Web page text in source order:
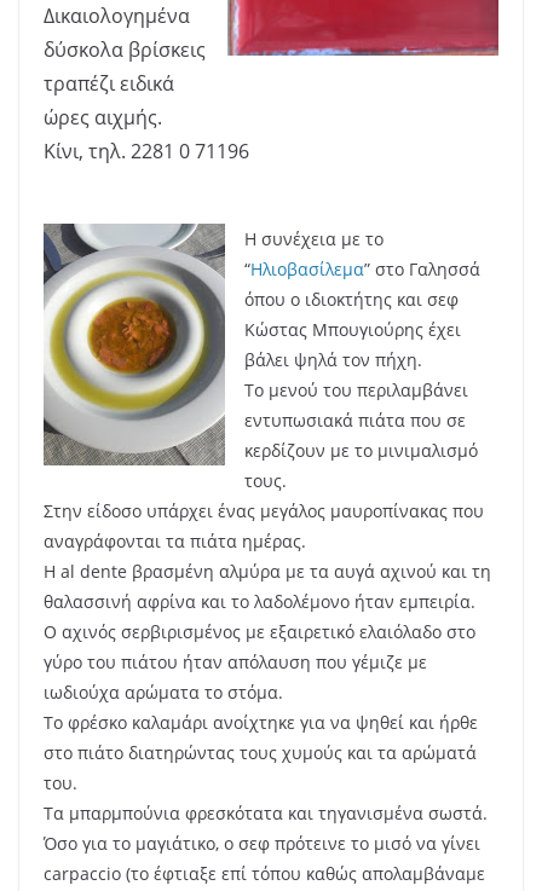
Δικαιολογημένα
δύσκολα βρίσκεις
τραπέζι ειδικά
ώρες αιχμής.
Κίνι, τηλ. 2281 0 71196
Η συνέχεια με το
“Ηλιοβασίλεμα” στο Γαλησσά
όπου ο ιδιοκτήτης και σεφ
Κώστας Μπουγιούρης έχει
βάλει ψηλά τον πήχη.
Το μενού του περιλαμβάνει
εντυπωσιακά πιάτα που σε
κερδίζουν με το μινιμαλισμό
τους.
Στην είδοσο υπάρχει ένας μεγάλος μαυροπίνακας που
αναγράφονται τα πιάτα ημέρας.
Η al dente βρασμένη αλμύρα με τα αυγά αχινού και τη
θαλασσινή αφρίνα και το λαδολέμονο ήταν εμπειρία.
Ο αχινός σερβιρισμένος με εξαιρετικό ελαιόλαδο στο
γύρο του πιάτου ήταν απόλαυση που γέμιζε με
ιωδιούχα αρώματα το στόμα.
Το φρέσκο καλαμάρι ανοίχτηκε για να ψηθεί και ήρθε
στο πιάτο διατηρώντας τους χυμούς και τα αρώματά
του.
Τα μπαρμπούνια φρεσκότατα και τηγανισμένα σωστά.
Όσο για το μαγιάτικο, ο σεφ πρότεινε το μισό να γίνει
carpaccio (το έφτιαξε επί τόπου καθώς απολαμβάναμε